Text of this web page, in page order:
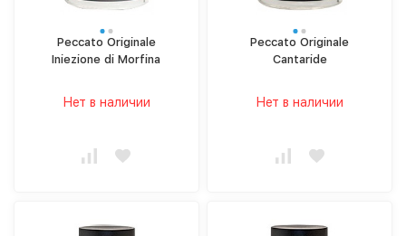
Peccato Originale
Iniezione di Morfina
Нет в наличии
Peccato Originale
Cantaride
Нет в наличии